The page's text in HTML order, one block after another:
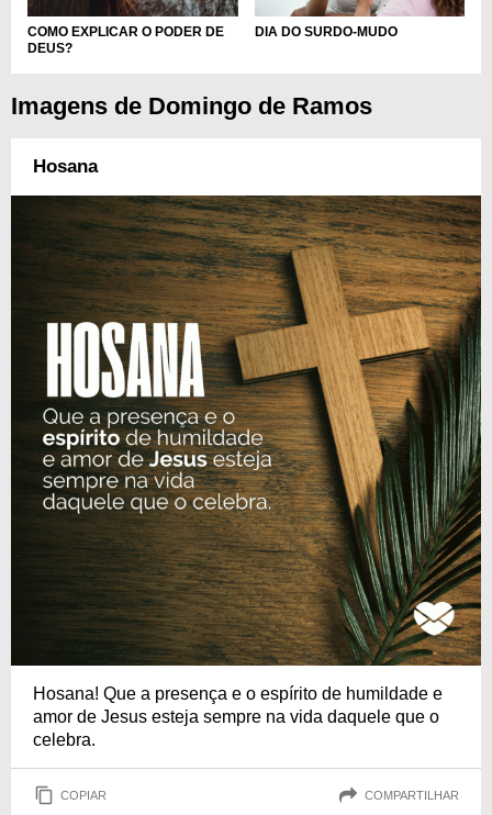
COMO EXPLICAR O PODER DE
DEUS?
DIA DO SURDO-MUDO
Imagens de Domingo de Ramos
Hosana
Hosana! Que a presença e o espírito de humildade e
amor de Jesus esteja sempre na vida daquele que o
celebra.
COPIAR COMPARTILHAR